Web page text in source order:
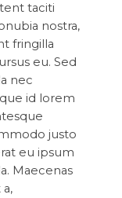
taciti
nostra,
fringilla
eu. Sed
nec
id lorem
justo
eu ipsum
Maecenas